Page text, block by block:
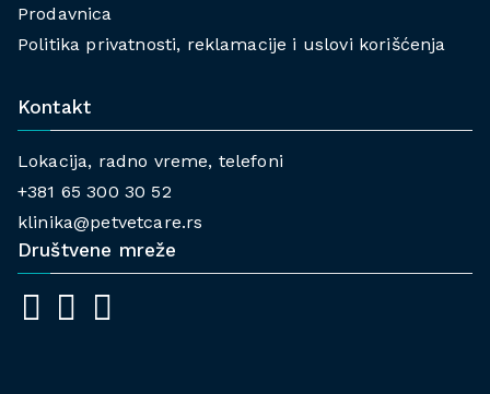
Prodavnica
Politika privatnosti, reklamacije i uslovi korišćenja
Kontakt
Lokacija, radno vreme, telefoni
+381 65 300 30 52
klinika@petvetcare.rs
Društvene mreže